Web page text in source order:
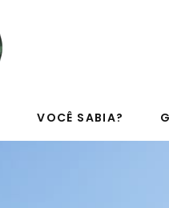
VOCÊ SABIA?